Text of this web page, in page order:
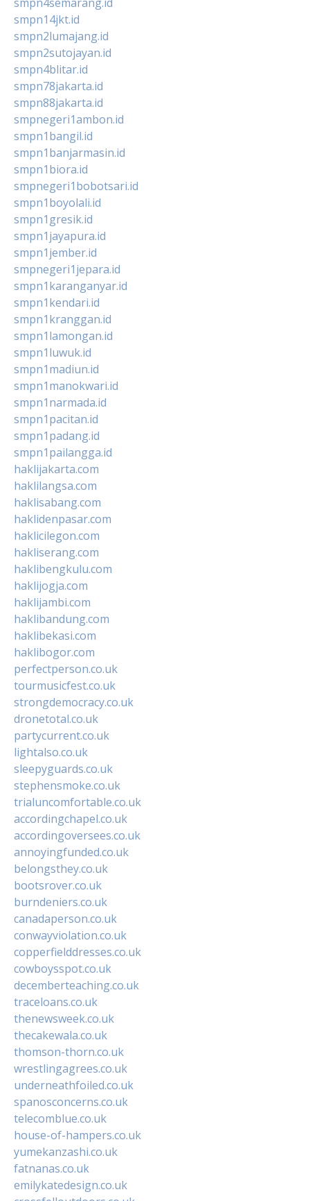
smpn14jkt.id
smpn2lumajang.id
smpn2sutojayan.id
smpn4blitar.id
smpn78jakarta.id
smpn88jakarta.id
smpnegeri1ambon.id
smpn1bangil.id
smpn1banjarmasin.id
smpn1biora.id
smpnegeri1bobotsari.id
smpn1boyolali.id
smpn1gresik.id
smpn1jayapura.id
smpn1jember.id
smpnegeri1jepara.id
smpn1karanganyar.id
smpn1kendari.id
smpn1kranggan.id
smpn1lamongan.id
smpn1luwuk.id
smpn1madiun.id
smpn1manokwari.id
smpn1narmada.id
smpn1pacitan.id
smpn1padang.id
smpn1pailangga.id
haklijakarta.com
haklilangsa.com
haklisabang.com
haklidenpasar.com
haklicilegon.com
hakliserang.com
haklibengkulu.com
haklijogja.com
haklijambi.com
haklibandung.com
haklibekasi.com
haklibogor.com
perfectperson.co.uk
tourmusicfest.co.uk
strongdemocracy.co.uk
dronetotal.co.uk
partycurrent.co.uk
lightalso.co.uk
sleepyguards.co.uk
stephensmoke.co.uk
trialuncomfortable.co.uk
accordingchapel.co.uk
accordingoversees.co.uk
annoyingfunded.co.uk
belongsthey.co.uk
bootsrover.co.uk
burndeniers.co.uk
canadaperson.co.uk
conwayviolation.co.uk
copperfielddresses.co.uk
cowboysspot.co.uk
decemberteaching.co.uk
traceloans.co.uk
thenewsweek.co.uk
thecakewala.co.uk
thomson-thorn.co.uk
wrestlingagrees.co.uk
underneathfoiled.co.uk
spanosconcerns.co.uk
telecomblue.co.uk
house-of-hampers.co.uk
yumekanzashi.co.uk
fatnanas.co.uk
emilykatedesign.co.uk